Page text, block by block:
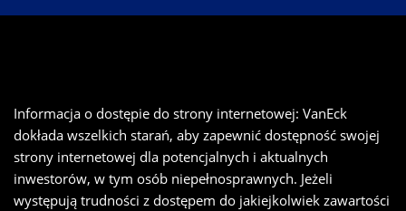
Informacja o dostępie do strony internetowej: VanEck
dokłada wszelkich starań, aby zapewnić dostępność swojej
strony internetowej dla potencjalnych i aktualnych
inwestorów, w tym osób niepełnosprawnych. Jeżeli
występują trudności z dostępem do jakiejkolwiek zawartości